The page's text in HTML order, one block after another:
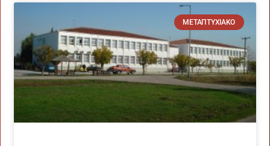
ΜΕΤΑΠΤΥΧΙΑΚΌ